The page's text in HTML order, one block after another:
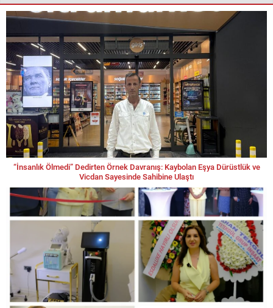
“İnsanlık Ölmedi” Dedirten Örnek Davranış: Kaybolan Eşya Dürüstlük ve
Vicdan Sayesinde Sahibine Ulaştı